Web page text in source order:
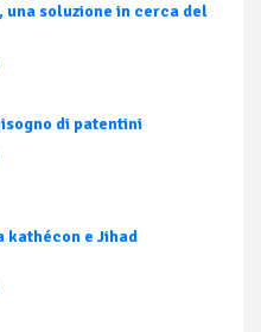
una soluzione in cerca del
di patentini
kathécon e Jihad